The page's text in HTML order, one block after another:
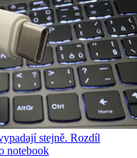
stejně. Rozdíl
notebook